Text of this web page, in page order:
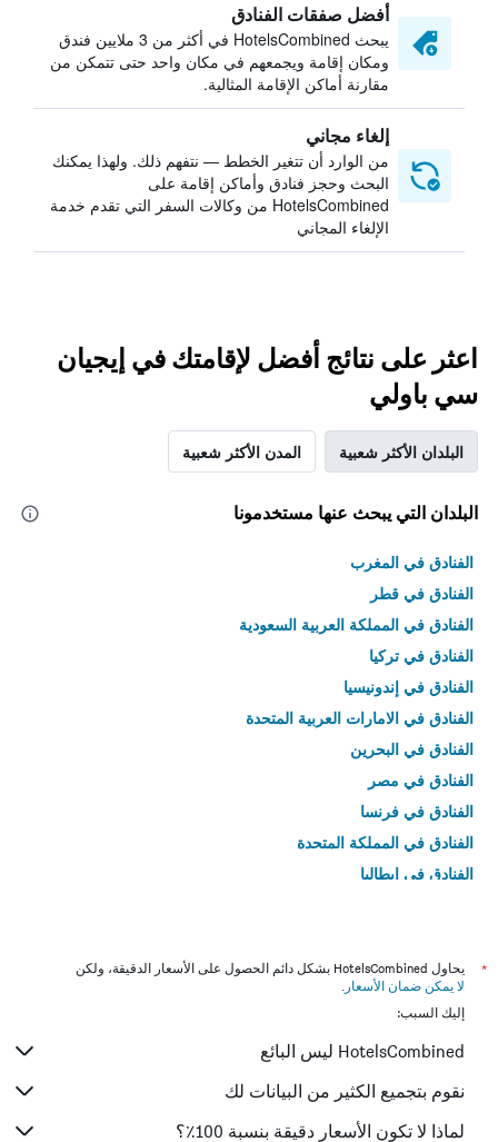
أفضل صفقات الفنادق
يبحث HotelsCombined في أكثر من 3 ملايين فندق
ومكان إقامة ويجمعهم في مكان واحد حتى تتمكن من
مقارنة أماكن الإقامة المثالية.
إلغاء مجاني
من الوارد أن تتغير الخطط — نتفهم ذلك. ولهذا يمكنك
البحث وحجز فنادق وأماكن إقامة على
HotelsCombined من وكالات السفر التي تقدم خدمة
الإلغاء المجاني
اعثر على نتائج أفضل لإقامتك في إيجيان
سي باولي
البلدان الأكثر شعبية المدن الأكثر شعبية
البلدان التي يبحث عنها مستخدمونا
الفنادق في المغرب
الفنادق في قطر
الفنادق في المملكة العربية السعودية
الفنادق في تركيا
الفنادق في إندونيسيا
الفنادق في الامارات العربية المتحدة
الفنادق في البحرين
الفنادق في مصر
الفنادق في فرنسا
الفنادق في المملكة المتحدة
الفنادق في إيطاليا
*
يحاول HotelsCombined بشكل دائم الحصول على الأسعار الدقيقة، ولكن
لا يمكن ضمان الأسعار .
إليك السبب:
HotelsCombined ليس البائع
نقوم بتجميع الكثير من البيانات لك
لماذا لا تكون الأسعار دقيقة بنسبة 100٪؟